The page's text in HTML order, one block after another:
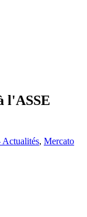
l'ASSE
Actualités, Mercato